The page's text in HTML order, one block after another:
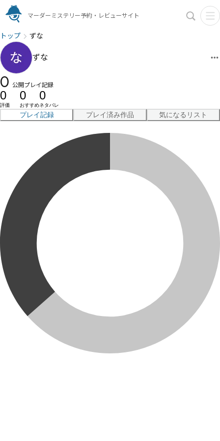
マーダーミステリー予約・レビューサイト
トップ ずな
ずな
0 公開プレイ記録
0
評価
0
おすすめ
0
ネタバレ
プレイ記録 プレイ済み作品 気になるリスト